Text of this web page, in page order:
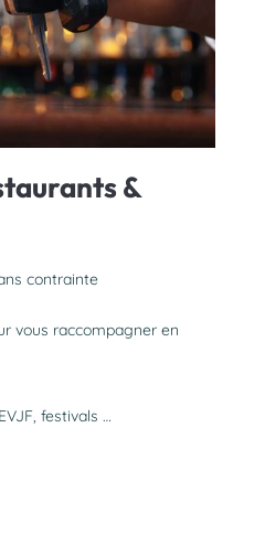
&
contrainte
vous raccompagner en
festivals …